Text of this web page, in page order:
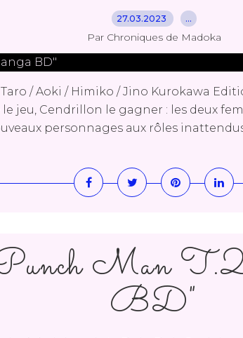
27.03.2023 …
Par Chroniques de Madoka
/ Aoki / Himiko / Jino Kurokawa
jeu, Cendrillon le gagner : les deux
personnages aux rôles
Man
BD"